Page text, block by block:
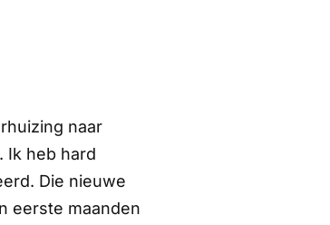
naar
Ik heb hard
Die nieuwe
eerste maanden